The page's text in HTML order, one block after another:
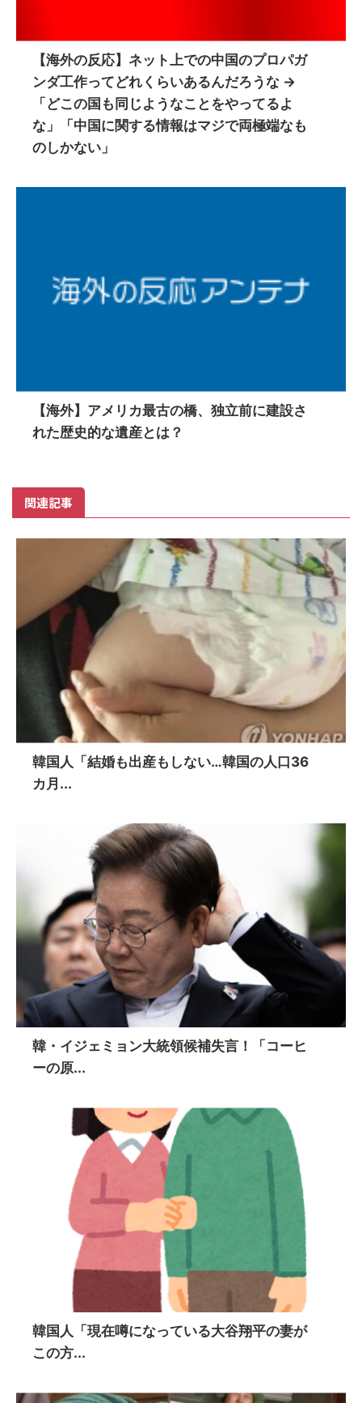
【海外の反応】ネット上での中国のプロパガ
ンダ工作ってどれくらいあるんだろうな →
「どこの国も同じようなことをやってるよ
な」「中国に関する情報はマジで両極端なも
のしかない」
【海外】アメリカ最古の橋、独立前に建設さ
れた歴史的な遺産とは？
関連記事
韓国人「結婚も出産もしない…韓国の人口36
カ月...
韓・イジェミョン大統領候補失言！「コーヒ
ーの原...
韓国人「現在噂になっている大谷翔平の妻が
この方...